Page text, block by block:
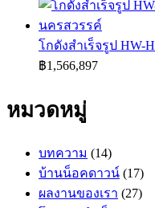
โกดังสำเร็จรูป HW-
฿1,566,897
หมวดหมู่
บทความ (14)
บ้านน็อคดาวน์ (17)
ผลงานของเรา (27)